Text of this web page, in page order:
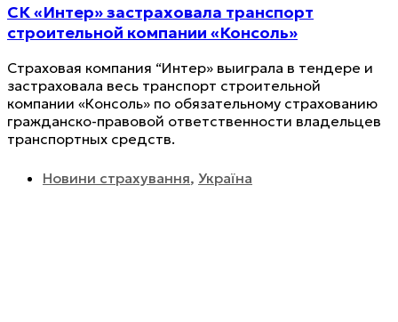
СК «Интер» застраховала транспорт
строительной компании «Консоль»
Страховая компания “Интер» выиграла в тендере и
застраховала весь транспорт строительной
компании «Консоль» по обязательному страхованию
гражданско-правовой ответственности владельцев
транспортных средств.
Новини страхування, Україна